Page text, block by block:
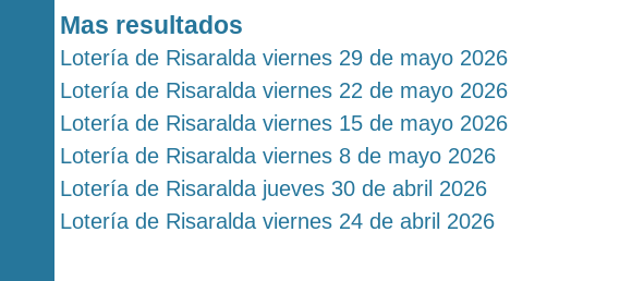
Mas resultados
Lotería de Risaralda viernes 29 de mayo 2026
Lotería de Risaralda viernes 22 de mayo 2026
Lotería de Risaralda viernes 15 de mayo 2026
Lotería de Risaralda viernes 8 de mayo 2026
Lotería de Risaralda jueves 30 de abril 2026
Lotería de Risaralda viernes 24 de abril 2026